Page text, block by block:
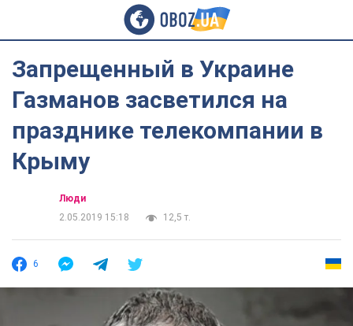
Запрещенный в Украине
Газманов засветился на
празднике телекомпании в
Крыму
Люди
2.05.2019 15:18
12,5 т.
6